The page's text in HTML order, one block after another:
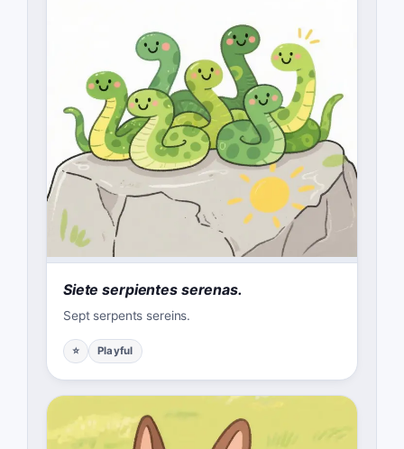
Siete serpientes serenas.
Sept serpents sereins.
⭐ Playful